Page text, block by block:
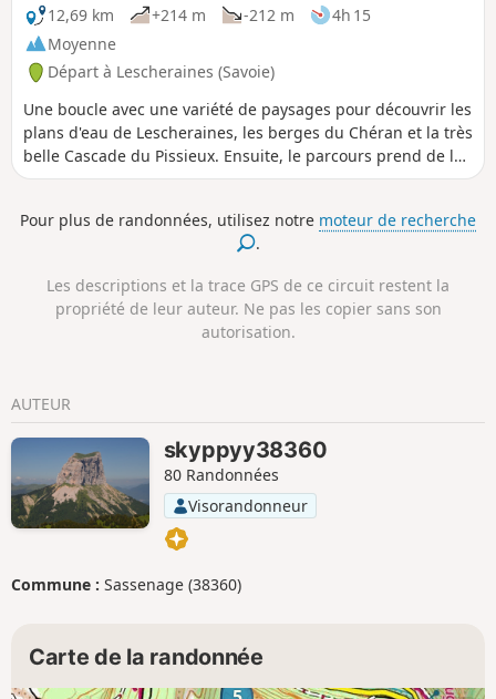
12,69 km
+214 m -212 m
4h 15
Moyenne
Départ à Lescheraines (Savoie)
Une boucle avec une variété de paysages pour découvrir les
plans d'eau de Lescheraines, les berges du Chéran et la très
belle Cascade du Pissieux. Ensuite, le parcours prend de la
hauteur pour de belles vues sur les sommets environnant.
Pour plus de randonnées, utilisez notre moteur de recherche
.
Les descriptions et la trace GPS de ce circuit restent la
propriété de leur auteur. Ne pas les copier sans son
autorisation.
AUTEUR
skyppyy38360
80 Randonnées
Visorandonneur
Commune : Sassenage (38360)
Carte de la randonnée